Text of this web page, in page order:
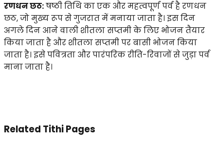
रणधन छठ:षष्ठी तिथि का एक और महत्वपूर्ण पर्व है रणधन
छठ, जो मुख्य रूप से गुजरात में मनाया जाता है। इस दिन
अगले दिन आने वाली शीतला सप्तमी के लिए भोजन तैयार
किया जाता है और शीतला सप्तमी पर बासी भोजन किया
जाता है। इसे पवित्रता और पारंपरिक रीति-रिवाजों से जुड़ा पर्व
माना जाता है।
Related Tithi Pages